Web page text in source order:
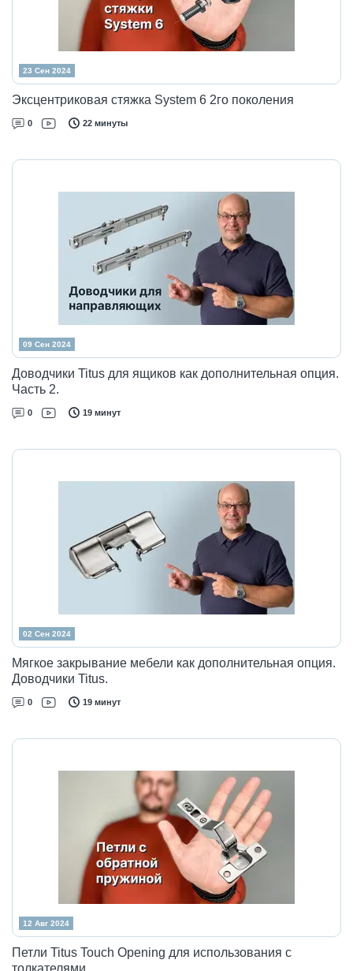
23 Сен 2024
Эксцентриковая стяжка System 6 2го поколения
0 22 минуты
09 Сен 2024
Доводчики Titus для ящиков как дополнительная опция.
Часть 2.
0 19 минут
02 Сен 2024
Мягкое закрывание мебели как дополнительная опция.
Доводчики Titus.
0 19 минут
12 Авг 2024
Петли Titus Touch Opening для использования с
толкателями